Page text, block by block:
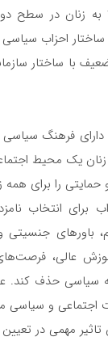
طرح تفویض اختیارات در
احزاب
با ساختار
فرهنگ
یک محیط
را برای همه
برای انتخاب
جنسیتی
عالی،
سیاسی حذف کند.
و سیاسی
مهمی در